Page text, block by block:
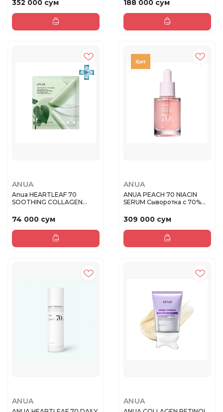
352 000 сум 188 000 сум
ANUA
Anua HEARTLEAF 70
SOOTHING COLLAGEN
74 000 сум
ANUA
ANUA PEACH 70 NIACIN
SERUM Сыворотка с 70%
309 000 сум
ANUA ANUA